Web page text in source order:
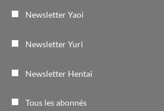
Newsletter Yaoi
Newsletter Yuri
Newsletter Hentai
Tous les abonnés